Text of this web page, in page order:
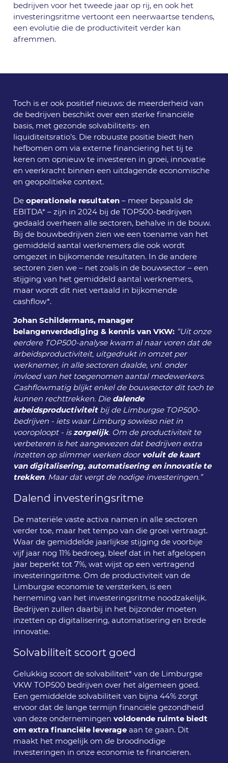
bedrijven voor het tweede jaar op rij, en ook het
investeringsritme vertoont een neerwaartse tendens,
een evolutie die de productiviteit verder kan
afremmen.
Toch is er ook positief nieuws: de meerderheid van
de bedrijven beschikt over een sterke financiële
basis, met gezonde solvabiliteits- en
liquiditeitsratio’s. Die robuuste positie biedt hen
hefbomen om via externe financiering het tij te
keren om opnieuw te investeren in groei, innovatie
en veerkracht binnen een uitdagende economische
en geopolitieke context.
De operationele resultaten– meer bepaald de
EBITDA* – zijn in 2024 bij de TOP500-bedrijven
gedaald overheen alle sectoren, behalve in de bouw.
Bij de bouwbedrijven zien we een toename van het
gemiddeld aantal werknemers die ook wordt
omgezet in bijkomende resultaten. In de andere
sectoren zien we – net zoals in de bouwsector – een
stijging van het gemiddeld aantal werknemers,
maar wordt dit niet vertaald in bijkomende
cashflow*.
Johan Schildermans, manager
belangenverdediging & kennis van VKW: “Uit onze
eerdere TOP500-analyse kwam al naar voren dat de
arbeidsproductiviteit, uitgedrukt in omzet per
werknemer, in alle sectoren daalde, vnl. onder
invloed van het toegenomen aantal medewerkers.
Cashflowmatig blijkt enkel de bouwsector dit toch te
kunnen rechttrekken. Die dalende
arbeidsproductiviteitbij de Limburgse TOP500-
bedrijven - iets waar Limburg sowieso niet in
vooroploopt - iszorgelijk. Om de productiviteit te
verbeteren is het aangewezen dat bedrijven extra
inzetten op slimmer werken door voluit de kaart
van digitalisering, automatisering en innovatie te
trekken. Maar dat vergt de nodige investeringen.”
Dalend investeringsritme
De materiële vaste activa namen in alle sectoren
verder toe, maar het tempo van die groei vertraagt.
Waar de gemiddelde jaarlijkse stijging de voorbije
vijf jaar nog 11% bedroeg, bleef dat in het afgelopen
jaar beperkt tot 7%, wat wijst op een vertragend
investeringsritme. Om de productiviteit van de
Limburgse economie te versterken, is een
herneming van het investeringsritme noodzakelijk.
Bedrijven zullen daarbij in het bijzonder moeten
inzetten op digitalisering, automatisering en brede
innovatie.
Solvabiliteit scoort goed
Gelukkig scoort de solvabiliteit* van de Limburgse
VKW TOP500 bedrijven over het algemeen goed.
Een gemiddelde solvabiliteit van bijna 44% zorgt
ervoor dat de lange termijn financiële gezondheid
van deze ondernemingen voldoende ruimte biedt
om extra financiële leverageaan te gaan. Dit
maakt het mogelijk om de broodnodige
investeringen in onze economie te financieren.